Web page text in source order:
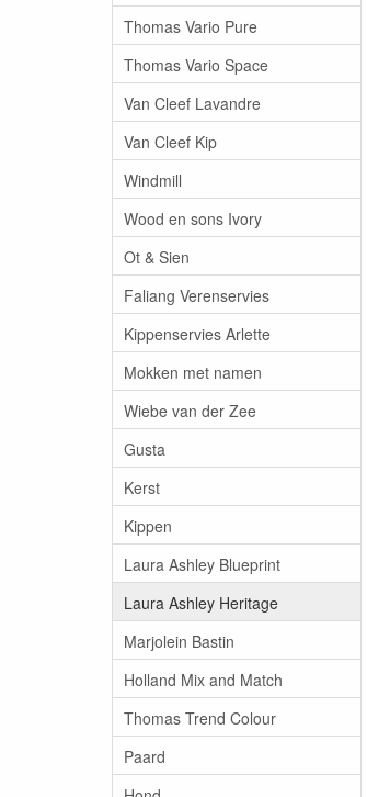
Thomas Vario Pure
Thomas Vario Space
Van Cleef Lavandre
Van Cleef Kip
Windmill
Wood en sons Ivory
Ot & Sien
Faliang Verenservies
Kippenservies Arlette
Mokken met namen
Wiebe van der Zee
Gusta
Kerst
Kippen
Laura Ashley Blueprint
Laura Ashley Heritage
Marjolein Bastin
Holland Mix and Match
Thomas Trend Colour
Paard